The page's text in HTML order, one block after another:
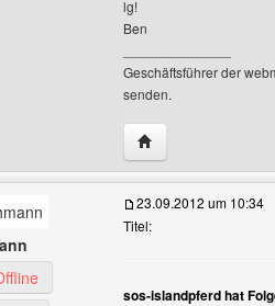
lg!
Ben
Geschäftsführer der
senden.
Website dieses
Benutzer-Profile anzeigen
23.09.2012 um 10:34
Titel:
sos-islandpferd hat